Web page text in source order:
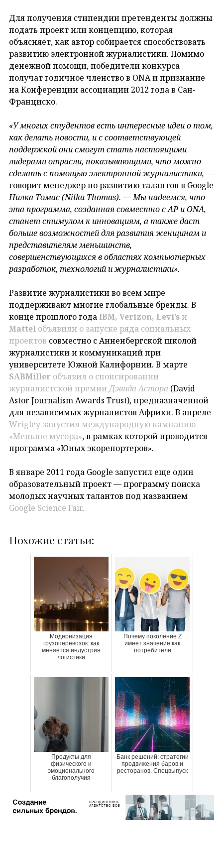
Для получения стипендии претенденты должны
подать проект или концепцию, которая
объясняет, как автор собирается способствовать
развитию электронной журналистики. Помимо
денежной помощи, победители конкурса
получат годичное членство в ONA и признание
на Конференции ассоциации 2012 года в Сан-
Франциско.
«У многих студентов есть интересные идеи о том,
как делать новости, и с соответствующей
поддержкой они смогут стать настоящими
лидерами отрасли, показывающими, что можно
сделать с помощью электронной журналистики, —
говорит менеджер по развитию талантов в Google
Нилка Томас (Nilka Thomas). —Мы надеемся, что
эта программа, созданная совместно сAP иONA,
станет стимулом к инновациям, а также даст
больше возможностей для развития женщинам и
представителям меньшинств,
совершенствующихся в областях компьютерных
разработок, технологий и журналистики».
Развитие журналистики во всем мире
поддерживают многие глобальные бренды. В
конце прошлого годаIBM, Verizon, Levi’s и
Mattel объявили о запуске ряда социальных
проектов совместно с Анненбергской школой
журналистики и коммуникаций при
университете Южной Калифорнии. В марте
SABMiller объявил о спонсировании
журналистской премииДэвида Астора (David
Astor Journalism Awards Trust), предназначенной
для независимых журналистов Африки. В апреле
Wrigley запустил международную кампанию
«Меньше мусора», в рамках которой проводится
программа «Юных экорепортеров».
В январе 2011 года Google запустил еще один
образовательный проект — программу поиска
молодых научных талантов под названием
Google Science Fair.
Похожие статьи:
Модернизация
грузоперевозок: как
меняется индустрия
логистики
Почему поколение Z
имеет значение как
потребители
Продукты для
физического и
эмоционального
благополучия
Банк решений: стратегии
продвижения баров и
ресторанов. Спецвыпуск